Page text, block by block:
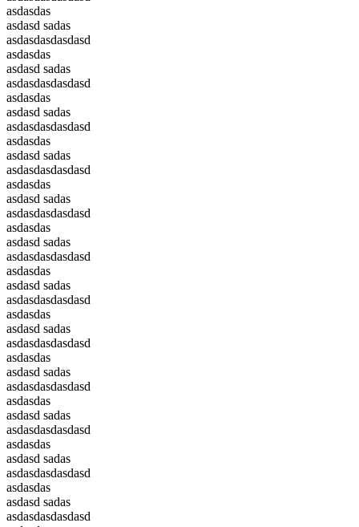
asdasdas
asdasd sadas
asdasdasdasdasd
asdasdas
asdasd sadas
asdasdasdasdasd
asdasdas
asdasd sadas
asdasdasdasdasd
asdasdas
asdasd sadas
asdasdasdasdasd
asdasdas
asdasd sadas
asdasdasdasdasd
asdasdas
asdasd sadas
asdasdasdasdasd
asdasdas
asdasd sadas
asdasdasdasdasd
asdasdas
asdasd sadas
asdasdasdasdasd
asdasdas
asdasd sadas
asdasdasdasdasd
asdasdas
asdasd sadas
asdasdasdasdasd
asdasdas
asdasd sadas
asdasdasdasdasd
asdasdas
asdasd sadas
asdasdasdasdasd